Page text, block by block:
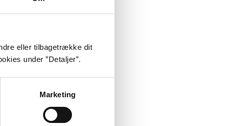
eller tilbagetrække dit
under ”Detaljer”.
Marketing